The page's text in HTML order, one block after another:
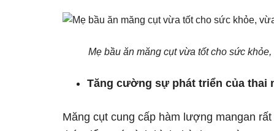
Mẹ bầu ăn măng cụt vừa tốt cho sức
Tăng cường sự phát triển của thai
Măng cụt cung cấp hàm lượng mangan